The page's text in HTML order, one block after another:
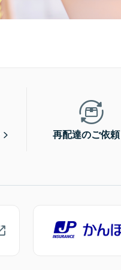
再配達のご依頼